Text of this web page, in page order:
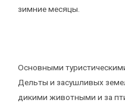
зимние месяцы.
Основными
Дельты и засушливых
дикими животными и за